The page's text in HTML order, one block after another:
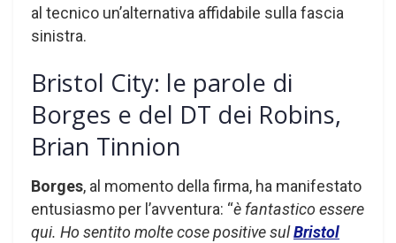
al tecnico un’alternativa affidabile sulla fascia
sinistra.
Bristol City: le parole di
Borges e del DT dei Robins,
Brian Tinnion
Borges, al momento della firma, ha manifestato
entusiasmo per l’avventura: “è fantastico essere
qui. Ho sentito molte cose positive sulBristol